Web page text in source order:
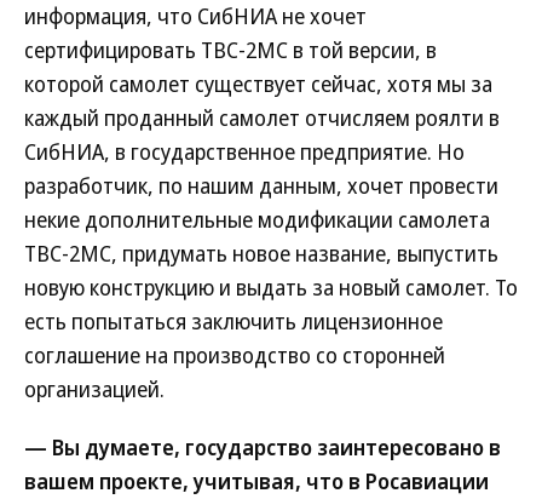
информация, что СибНИА не хочет
сертифицировать ТВС-2МС в той версии, в
которой самолет существует сейчас, хотя мы за
каждый проданный самолет отчисляем роялти в
СибНИА, в государственное предприятие. Но
разработчик, по нашим данным, хочет провести
некие дополнительные модификации самолета
ТВС-2МС, придумать новое название, выпустить
новую конструкцию и выдать за новый самолет. То
есть попытаться заключить лицензионное
соглашение на производство со сторонней
организацией.
— Вы думаете, государство заинтересовано в
вашем проекте, учитывая, что в Росавиации